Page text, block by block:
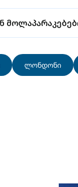
ლონდონი